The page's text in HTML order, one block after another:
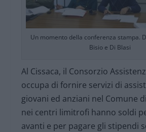
Un momento della conferenza stampa.
Bisio e Di Blasi
Al Cissaca, il Consorzio
occupa di fornire servizi di
giovani ed anziani nel Comune
nei centri limitrofi hanno soldi
avanti e per pagare gli stipendi